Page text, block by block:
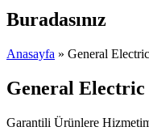
Buradasınız
Anasayfa » General
General Electric
Garantili Ürünlere